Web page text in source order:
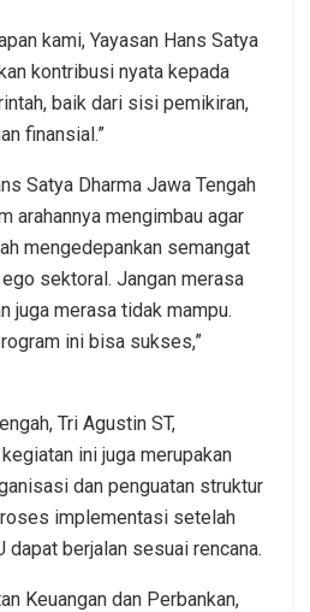
kami, Yayasan Hans Satya
kontribusi nyata kepada
baik dari sisi pemikiran,
finansial.”
Satya Dharma Jawa Tengah
arahannya mengimbau agar
mengedepankan semangat
sektoral. Jangan merasa
juga merasa tidak mampu.
ini bisa sukses,”
Tri Agustin ST,
ini juga merupakan
dan penguatan struktur
implementasi setelah
dapat berjalan sesuai rencana.
Keuangan dan Perbankan,